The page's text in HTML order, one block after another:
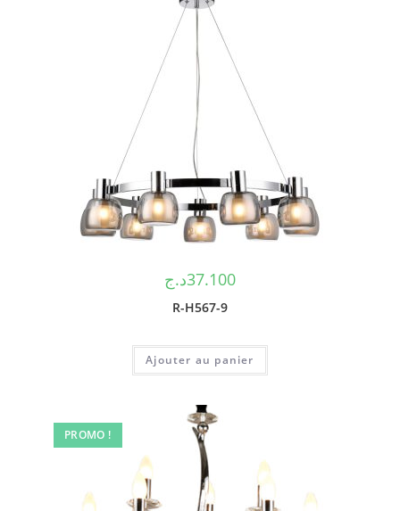
37.100د.ج
R-H567-9
Ajouter au panier
PROMO !